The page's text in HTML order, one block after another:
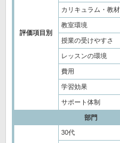
評価項目別
カリキュラム・教材
教室環境
授業の受けやすさ
レッスンの環境
費用
学習効果
サポート体制
部門
30代